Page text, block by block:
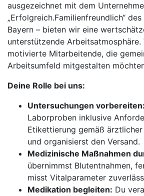
ausgezeichnet mit dem
„Erfolgreich.Familienfreundlich“
Bayern – bieten wir eine
unterstützende Arbeitsatmosphäre.
motivierte Mitarbeitende, die
Arbeitsumfeld mitgestalten
Deine Rolle bei uns:
Untersuchungen vorbereiten:
Laborproben inklusive
Etikettierung gemäß
und organisierst den Versand.
Medizinische Maßnahmen
übernimmst Blutentnahmen,
misst Vitalparameter
Medikation begleiten: Du